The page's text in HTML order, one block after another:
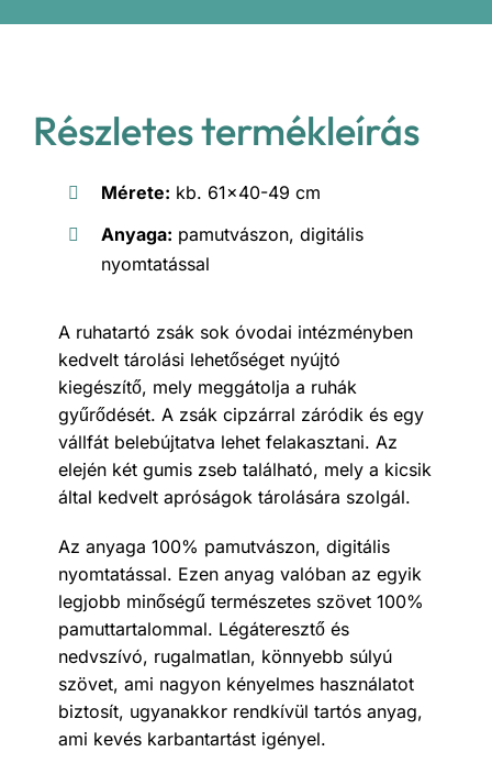
Részletes termékleírás
Mérete: kb. 61×40-49 cm
Anyaga: pamutvászon, digitális
nyomtatással
A ruhatartó zsák sok óvodai intézményben
kedvelt tárolási lehetőséget nyújtó
kiegészítő, mely meggátolja a ruhák
gyűrődését. A zsák cipzárral záródik és egy
vállfát belebújtatva lehet felakasztani. Az
elején két gumis zseb található, mely a kicsik
által kedvelt apróságok tárolására szolgál.
Az anyaga 100% pamutvászon, digitális
nyomtatással. Ezen anyag valóban az egyik
legjobb minőségű természetes szövet 100%
pamuttartalommal. Légáteresztő és
nedvszívó, rugalmatlan, könnyebb súlyú
szövet, ami nagyon kényelmes használatot
biztosít, ugyanakkor rendkívül tartós anyag,
ami kevés karbantartást igényel.